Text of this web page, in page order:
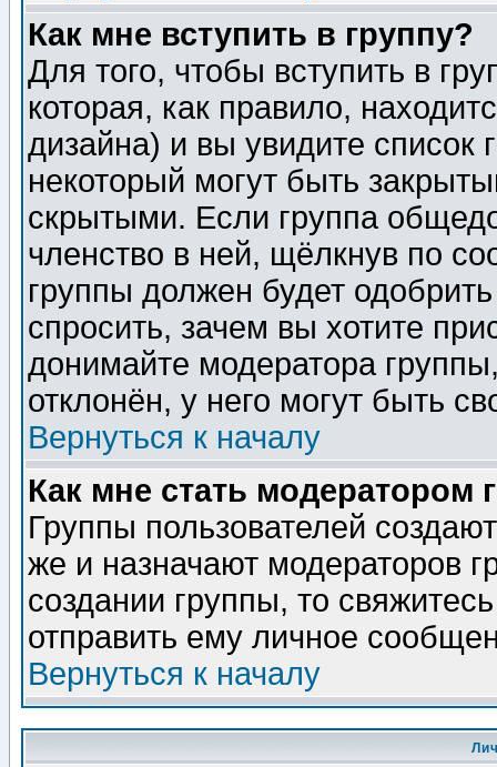
Как мне вступить в группу?
Для того, чтобы вступить в
которая, как правило,
дизайна) и вы увидите список
некоторый могут быть
скрытыми. Если группа
членство в ней, щёлкнув по
группы должен будет
спросить, зачем вы хотите
донимайте модератора
отклонён, у него могут быть
Вернуться к началу
Как мне стать модератором
Группы пользователей
же и назначают модераторов
создании группы, то
отправить ему личное
Вернуться к началу